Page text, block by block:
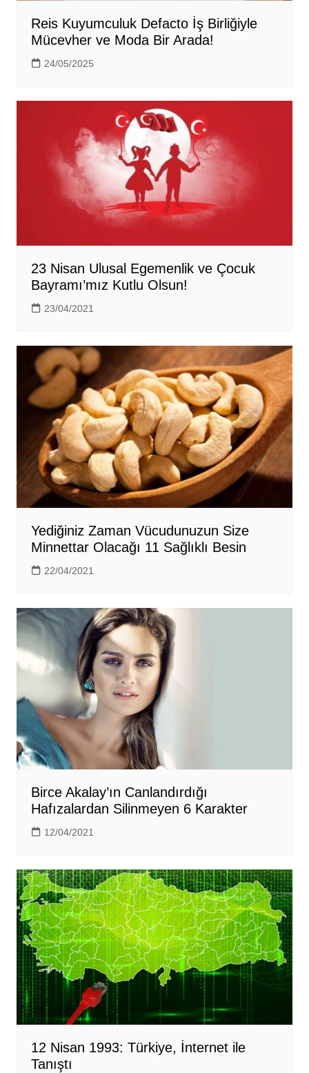
Reis Kuyumculuk Defacto İş Birliğiyle
Mücevher ve Moda Bir Arada!
24/05/2025
23 Nisan Ulusal Egemenlik ve Çocuk
Bayramı’mız Kutlu Olsun!
23/04/2021
Yediğiniz Zaman Vücudunuzun Size
Minnettar Olacağı 11 Sağlıklı Besin
22/04/2021
Birce Akalay’ın Canlandırdığı
Hafızalardan Silinmeyen 6 Karakter
12/04/2021
12 Nisan 1993: Türkiye, İnternet ile
Tanıştı